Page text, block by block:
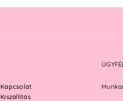
Kapcsolat
Kiszállítás